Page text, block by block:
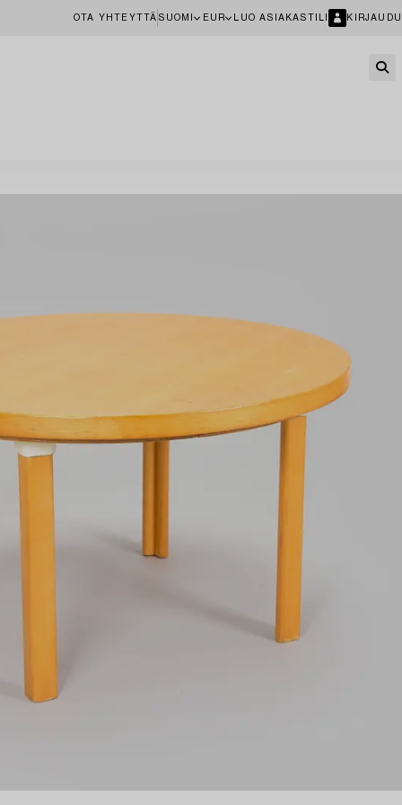
OTA YHTEYTTÄ SUOMI EUR LUO ASIAKASTILI KIRJAUDU